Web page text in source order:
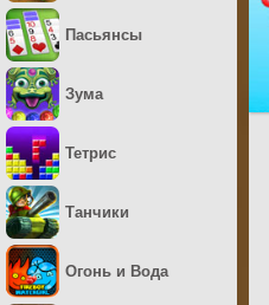
Пасьянсы
Зума
Тетрис
Танчики
Огонь и Вода